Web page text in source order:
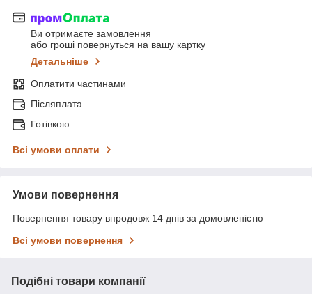
Ви отримаєте замовлення
або гроші повернуться на вашу картку
Детальніше
Оплатити частинами
Післяплата
Готівкою
Всі умови оплати
Умови повернення
Повернення товару впродовж 14 днів за домовленістю
Всі умови повернення
Подібні товари компанії